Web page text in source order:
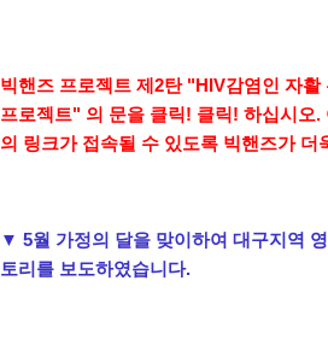
빅핸즈 프로젝트 제2탄 "HIV감염인 자활
프로젝트" 의 문을 클릭! 클릭! 하십시오.
의 링크가 접속될 수 있도록 빅핸즈가 더
▼ 5월 가정의 달을 맞이하여 대구지역
토리를 보도하였습니다.